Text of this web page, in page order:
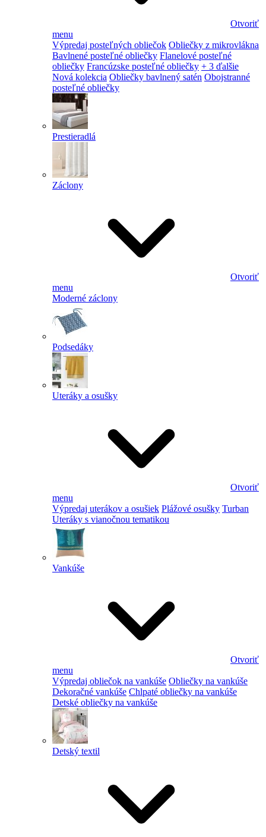
Otvoriť
menu
Výpredaj posteľných obliečok Obliečky z mikrovlákna
Bavlnené posteľné obliečky Flanelové posteľné
obliečky Francúzske posteľné obliečky + 3 ďalšie
Nová kolekcia Obliečky bavlnený satén Obojstranné
posteľné obliečky
Prestieradlá
Záclony
Otvoriť
menu
Moderné záclony
Podsedáky
Uteráky a osušky
Otvoriť
menu
Výpredaj uterákov a osušiek Plážové osušky Turban
Uteráky s vianočnou tematikou
Vankúše
Otvoriť
menu
Výpredaj obliečok na vankúše Obliečky na vankúše
Dekoračné vankúše Chlpaté obliečky na vankúše
Detské obliečky na vankúše
Detský textil